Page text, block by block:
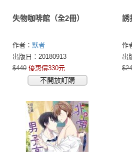
失物咖啡館（全2冊）
作者： 默者
出版日：20180913
$440 優惠價330元
不開放訂購
誘
作
出